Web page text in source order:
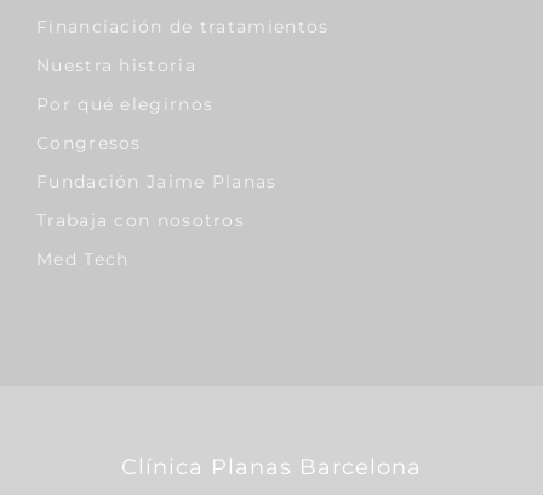
Financiación de tratamientos
Nuestra historia
Por qué elegirnos
Congresos
Fundación Jaime Planas
Trabaja con nosotros
Med Tech
Clínica Planas Barcelona